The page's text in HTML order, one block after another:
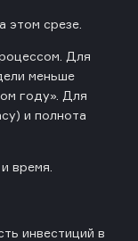
этом срезе.
Для
меньше
году». Для
и полнота
время.
инвестиций в